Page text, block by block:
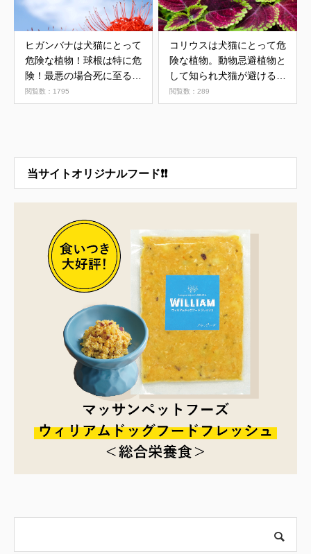
ヒガンバナは犬猫にとって
危険な植物！球根は特に危
険！最悪の場合死に至る有
毒植物
閲覧数：1795
コリウスは犬猫にとって危
険な植物。動物忌避植物と
して知られ犬猫が避けるこ
とも？
閲覧数：289
当サイトオリジナルフード❗❗